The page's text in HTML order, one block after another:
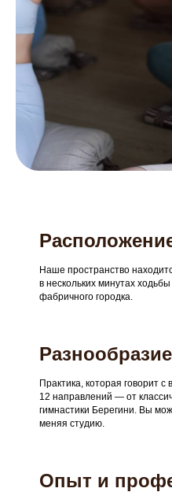
Наше пространство
в нескольких минутах
фабричного городка.
Разнообразие
Практика, которая говорит с
12 направлений — от
гимнастики Берегини. Вы
меняя студию.
Опыт и